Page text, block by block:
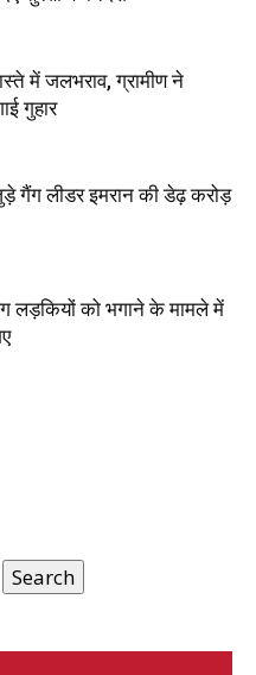
में जलभराव, ग्रामीण ने
गुहार
गैंग लीडर इमरान की डेढ़ करोड़
लड़कियों को भगाने के मामले में
Search